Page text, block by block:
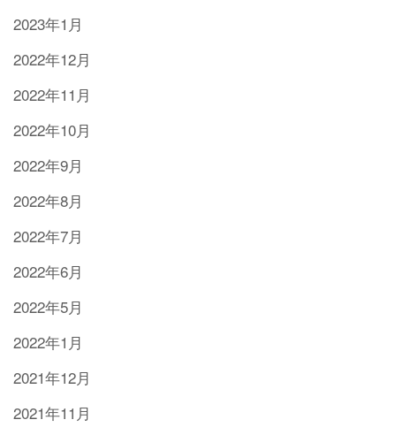
2023年1月
2022年12月
2022年11月
2022年10月
2022年9月
2022年8月
2022年7月
2022年6月
2022年5月
2022年1月
2021年12月
2021年11月